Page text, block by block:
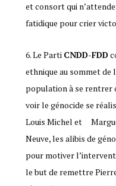
et consort qui
fatidique pour crier
Le Parti CNDD-FDD
ethnique au sommet
population à se rentrer
voir le génocide se
Louis Michel et
Neuve, les alibis de
pour motiver
le but de remettre